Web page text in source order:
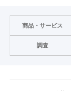
商品・サービス
調査